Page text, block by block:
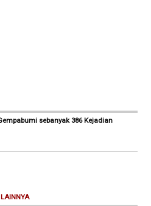
sebanyak 386 Kejadian
LAINNYA